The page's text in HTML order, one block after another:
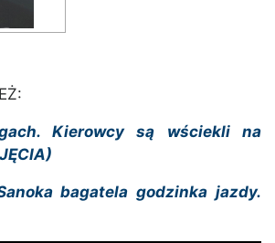
Kierowcy są wściekli na
bagatela godzinka jazdy.